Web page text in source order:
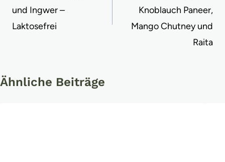
und Ingwer –
Laktosefrei
Knoblauch Paneer,
Mango Chutney und
Raita
Ähnliche Beiträge